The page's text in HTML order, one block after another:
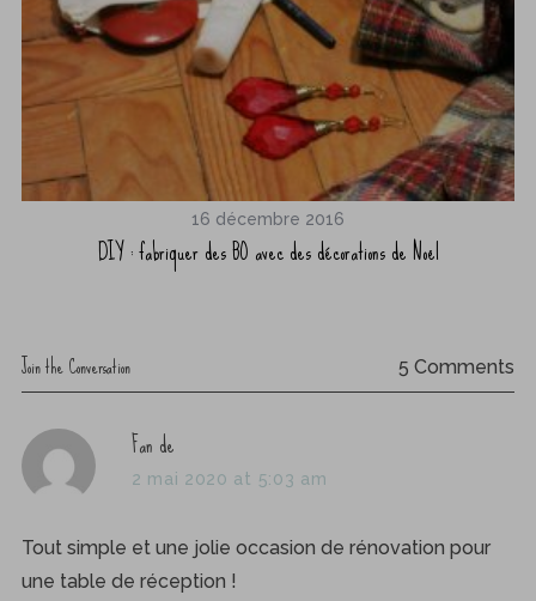
16 décembre 2016
DIY : fabriquer des BO avec des décorations de Noël
Join the Conversation 5 Comments
s
a
s
:
Fan de
2 mai 2020 at 5:03 am
Tout simple et une jolie occasion de rénovation pour
une table de réception !